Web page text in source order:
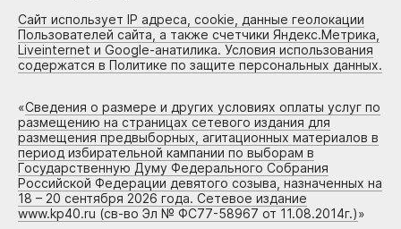
Сайт использует IP адреса, cookie, данные геолокации
Пользователей сайта, а также счетчики Яндекс.Метрика,
Liveinternet и Google-анатилика. Условия использования
содержатся в Политике по защите персональных данных.
«Сведения о размере и других условиях оплаты услуг по
размещению на страницах сетевого издания для
размещения предвыборных, агитационных материалов в
период избирательной кампании по выборам в
Государственную Думу Федерального Собрания
Российской Федерации девятого созыва, назначенных на
18 – 20 сентября 2026 года. Сетевое издание
www.kp40.ru (св-во Эл № ФС77-58967 от 11.08.2014г.)»